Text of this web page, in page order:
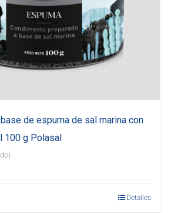
de espuma de sal marina con
100 g Polasal
Detalles